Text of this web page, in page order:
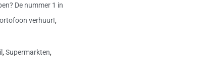
De nummer 1 in
verhuur!,
,Supermarkten,